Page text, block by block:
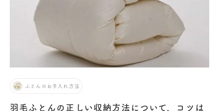
ふとんのお手入れ方法
羽毛ふとんの正しい収納方法について、コツは